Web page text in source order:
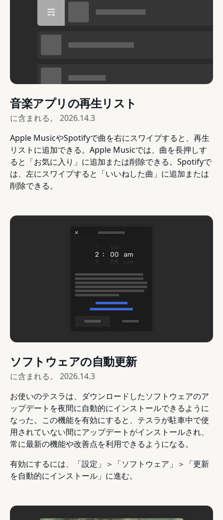
音楽アプリの再生リスト
に含まれる。 2026.14.3
Apple MusicやSpotifyで曲を右にスワイプすると、再生
リストに追加できる。Apple Musicでは、曲を長押しす
ると「お気に入り」に追加または削除できる。Spotifyで
は、左にスワイプすると「いいねした曲」に追加または
削除できる。
ソフトウェアの自動更新
に含まれる。 2026.14.3
お使いのテスラは、ダウンロードしたソフトウェアのア
ップデートを夜間に自動的にインストールできるように
なった。この機能を有効にすると、テスラが駐車中で使
用されていない間にアップデートがインストールされ、
常に最新の機能や改善点を利用できるようになる。
有効にするには、「設定」＞「ソフトウェア」＞「更新
を自動的にインストール」に進む。